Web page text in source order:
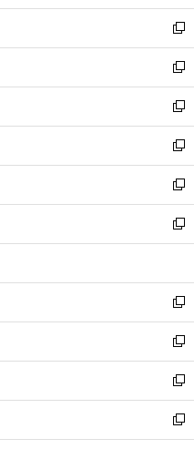
ウ
で
開
く
ン
ド
ウ
で
開
く
ウ
ィ
ン
ド
ウ
で
開
く
し
い
ウ
ィ
ン
ド
ウ
で
開
く
新
し
い
ウ
ィ
ン
ド
ウ
で
開
く
新
し
い
ウ
ィ
ン
ド
ウ
で
開
新
し
い
ウ
ィ
ン
ド
ウ
開
く
新
し
い
ウ
ィ
ン
ウ
で
開
く
新
し
い
ウ
ン
ド
ウ
で
開
く
新
し
ウ
ィ
ン
ド
ウ
で
開
く
新
し
い
ウ
ィ
ン
ド
ウ
新
し
い
ウ
ィ
ン
新
し
い
ウ
新
し